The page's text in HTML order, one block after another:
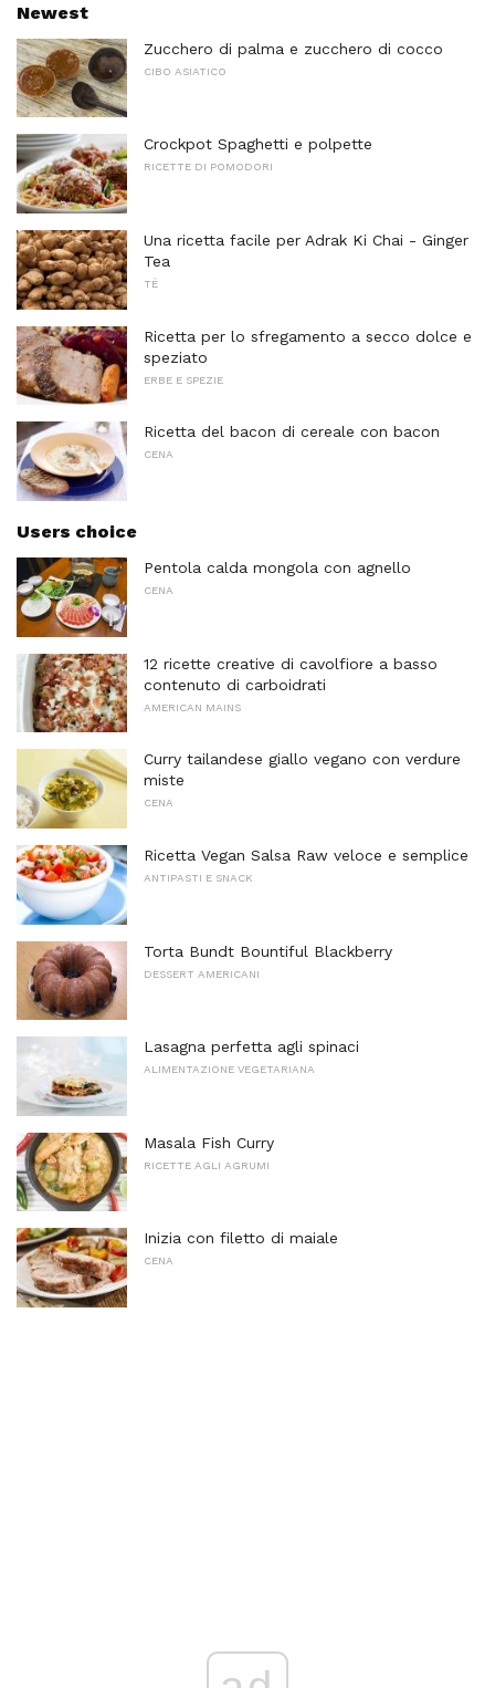
Newest
Zucchero di palma e zucchero di cocco
CIBO ASIATICO
Crockpot Spaghetti e polpette
RICETTE DI POMODORI
Una ricetta facile per Adrak Ki Chai - Ginger
Tea
TÈ
Ricetta per lo sfregamento a secco dolce e
speziato
ERBE E SPEZIE
Ricetta del bacon di cereale con bacon
CENA
Users choice
Pentola calda mongola con agnello
CENA
12 ricette creative di cavolfiore a basso
contenuto di carboidrati
AMERICAN MAINS
Curry tailandese giallo vegano con verdure
miste
CENA
Ricetta Vegan Salsa Raw veloce e semplice
ANTIPASTI E SNACK
Torta Bundt Bountiful Blackberry
DESSERT AMERICANI
Lasagna perfetta agli spinaci
ALIMENTAZIONE VEGETARIANA
Masala Fish Curry
RICETTE AGLI AGRUMI
Inizia con filetto di maiale
CENA